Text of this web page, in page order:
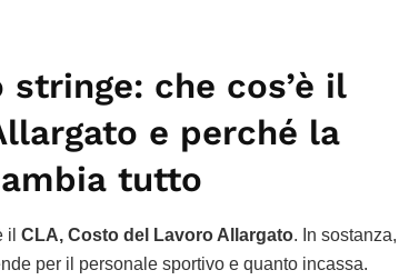
che cos’è il
e perché la
tutto
il CLA, Costo del Lavoro Allargato. In sostanza,
per il personale sportivo e quanto incassa.